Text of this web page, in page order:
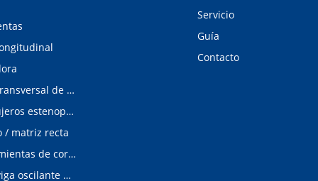
Línea de corte transversal de acero al silicio
Detector de agujeros estenopeicos
/ matriz recta
Matrices/Herramientas de corte longitudinal
cizalladura de viga oscilante modular
Servicio
Guía
Contacto